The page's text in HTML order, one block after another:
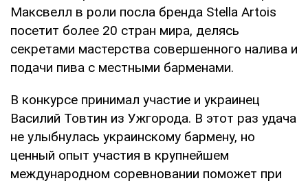
Максвелл в роли посла бренда Stella Artois
посетит более 20 стран мира, делясь
секретами мастерства совершенного налива и
подачи пива с местными барменами.
В конкурсе принимал участие и украинец
Василий Товтин из Ужгорода. В этот раз удача
не улыбнулась украинскому бармену, но
ценный опыт участия в крупнейшем
международном соревновании поможет при